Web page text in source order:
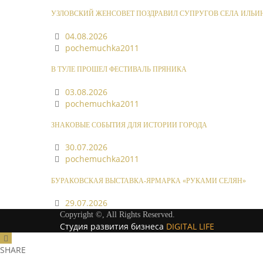
УЗЛОВСКИЙ ЖЕНСОВЕТ ПОЗДРАВИЛ СУПРУГОВ СЕЛА
04.08.2026
pochemuchka2011
В ТУЛЕ ПРОШЕЛ ФЕСТИВАЛЬ ПРЯНИКА
03.08.2026
pochemuchka2011
ЗНАКОВЫЕ СОБЫТИЯ ДЛЯ ИСТОРИИ ГОРОДА
30.07.2026
pochemuchka2011
БУРАКОВСКАЯ ВЫСТАВКА-ЯРМАРКА «РУКАМИ СЕЛЯН»
29.07.2026
Copyright ©, All Rights Reserved.
Студия развития бизнеса DIGITAL LIFE
SHARE